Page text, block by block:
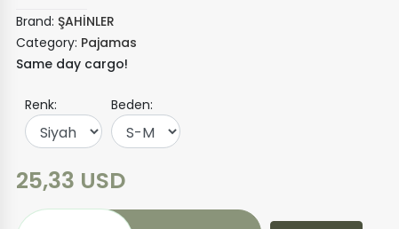
Brand: ŞAHİNLER
Category: Pajamas
Same day cargo!
Renk: Beden:
25,33 USD